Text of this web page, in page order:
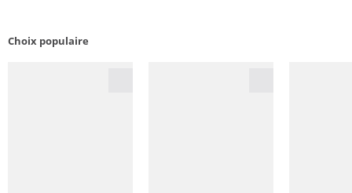
Choix populaire